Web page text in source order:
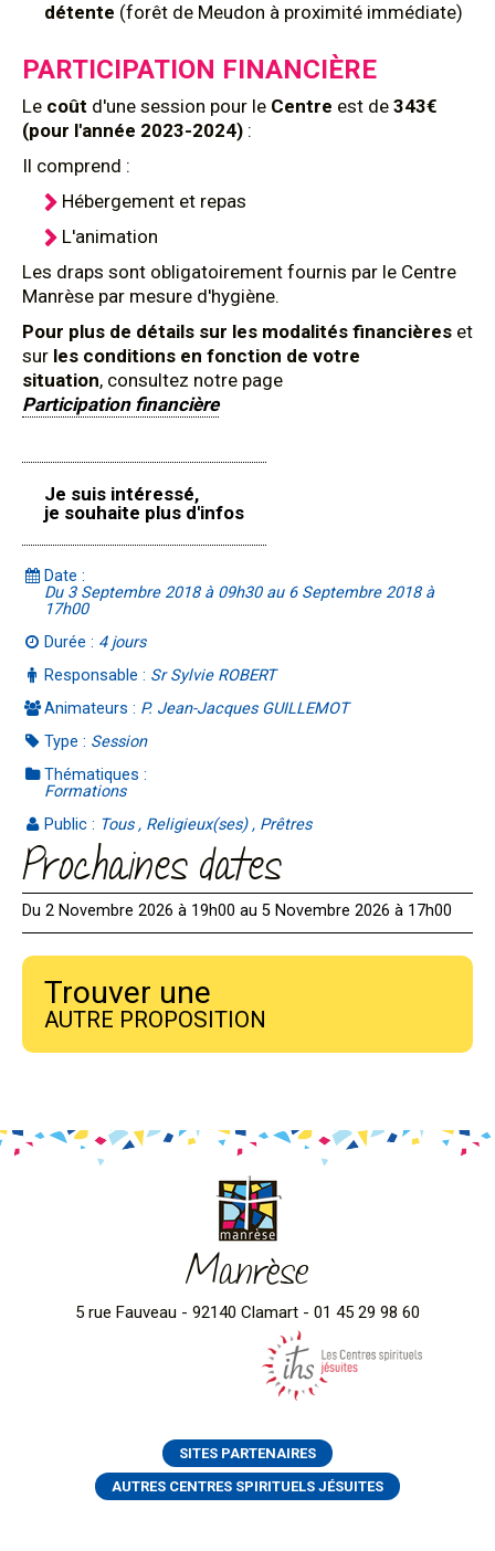
détente (forêt de Meudon à proximité immédiate)
PARTICIPATION FINANCIÈRE
Le coût d'une session pour le Centre est de 343€
(pour l'année 2023-2024) :
Il comprend :
Hébergement et repas
L'animation
Les draps sont obligatoirement fournis par le Centre
Manrèse par mesure d'hygiène.
Pour plus de détails sur les modalités financières et
sur les conditions en fonction de votre
situation, consultez notre page
Participation financière
Je suis intéressé,
je souhaite plus d'infos
Date :
Du 3 Septembre 2018 à 09h30 au 6 Septembre 2018 à
17h00
Durée : 4 jours
Responsable : Sr Sylvie ROBERT
Animateurs : P. Jean-Jacques GUILLEMOT
Type : Session
Thématiques :
Formations
Public : Tous , Religieux(ses) , Prêtres
Prochaines dates
Du 2 Novembre 2026 à 19h00 au 5 Novembre 2026 à 17h00
Trouver une
AUTRE PROPOSITION
Manrèse
5 rue Fauveau - 92140 Clamart - 01 45 29 98 60
SITES PARTENAIRES
AUTRES CENTRES SPIRITUELS JÉSUITES